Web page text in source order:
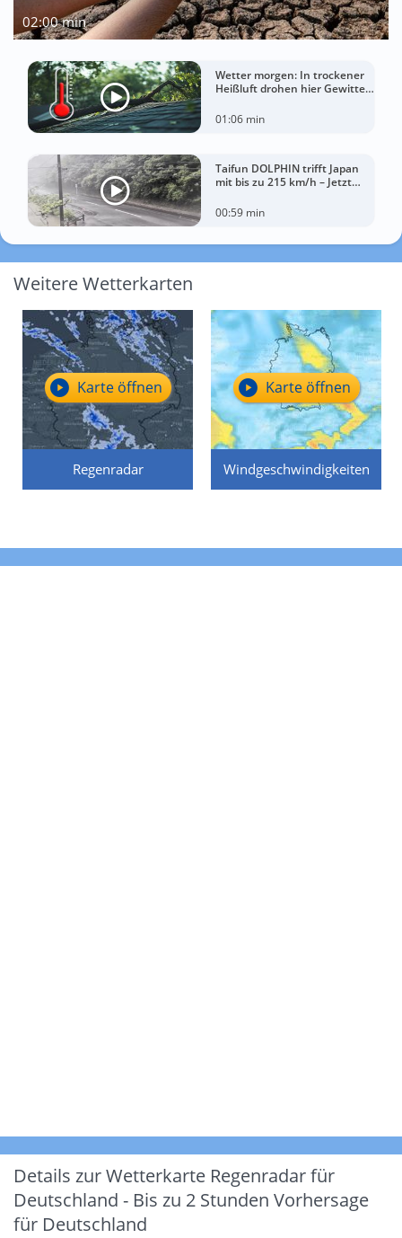
02:00 min
Wetter morgen: In trockener
Heißluft drohen hier Gewitter
01:06 min
Taifun DOLPHIN trifft Japan
mit bis zu 215 km/h – Jetzt
00:59 min
Weitere Wetterkarten
Regenradar
Karte öffnen
Windgeschwindigkeiten
Karte öffnen
Details zur Wetterkarte Regenradar für
Deutschland - Bis zu 2 Stunden Vorhersage
für Deutschland